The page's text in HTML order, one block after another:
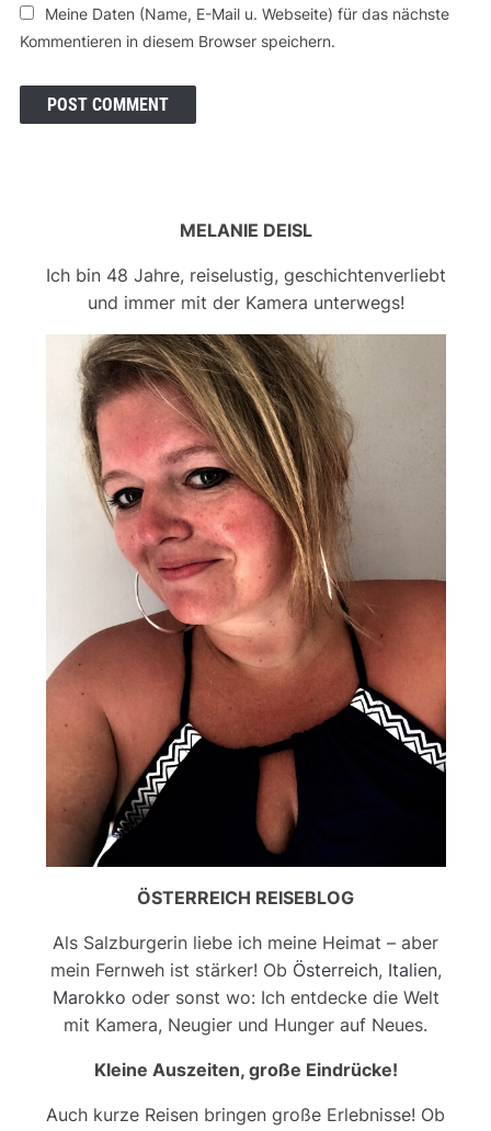
Meine Daten (Name, E-Mail u. Webseite) für das nächste
Kommentieren in diesem Browser speichern.
MELANIE DEISL
Ich bin 48 Jahre, reiselustig, geschichtenverliebt
und immer mit der Kamera unterwegs!
ÖSTERREICH REISEBLOG
Als Salzburgerin liebe ich meine Heimat – aber
mein Fernweh ist stärker! Ob Österreich, Italien,
Marokko oder sonst wo: Ich entdecke die Welt
mit Kamera, Neugier und Hunger auf Neues.
Kleine Auszeiten, große Eindrücke!
Auch kurze Reisen bringen große Erlebnisse! Ob